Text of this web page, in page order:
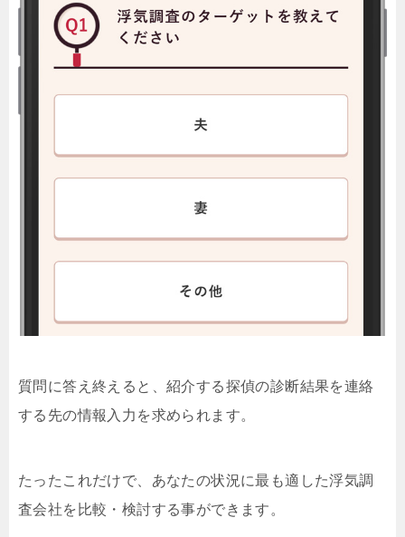
質問に答え終えると、紹介する探偵の診断結果を連絡
する先の情報入力を求められます。
たったこれだけで、あなたの状況に最も適した浮気調
査会社を比較・検討する事ができます。